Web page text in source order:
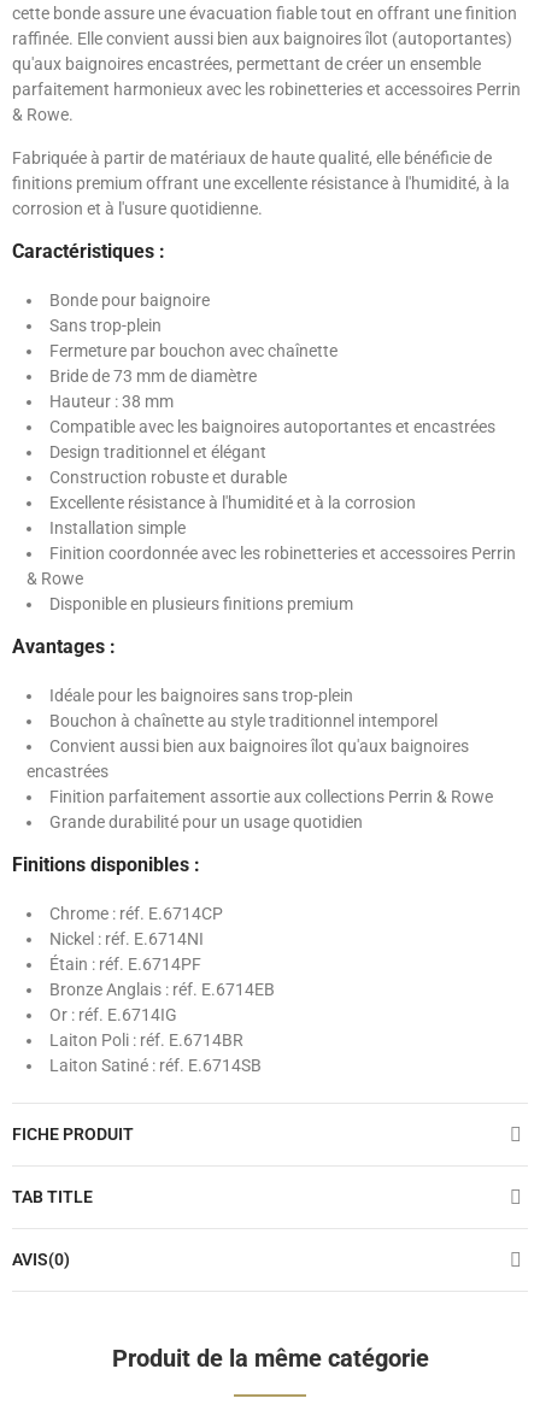
cette bonde assure une évacuation fiable tout en offrant une finition
raffinée. Elle convient aussi bien aux baignoires îlot (autoportantes)
qu'aux baignoires encastrées, permettant de créer un ensemble
parfaitement harmonieux avec les robinetteries et accessoires Perrin
& Rowe.
Fabriquée à partir de matériaux de haute qualité, elle bénéficie de
finitions premium offrant une excellente résistance à l'humidité, à la
corrosion et à l'usure quotidienne.
Caractéristiques :
Bonde pour baignoire
Sans trop-plein
Fermeture par bouchon avec chaînette
Bride de 73 mm de diamètre
Hauteur : 38 mm
Compatible avec les baignoires autoportantes et encastrées
Design traditionnel et élégant
Construction robuste et durable
Excellente résistance à l'humidité et à la corrosion
Installation simple
Finition coordonnée avec les robinetteries et accessoires Perrin
& Rowe
Disponible en plusieurs finitions premium
Avantages :
Idéale pour les baignoires sans trop-plein
Bouchon à chaînette au style traditionnel intemporel
Convient aussi bien aux baignoires îlot qu'aux baignoires
encastrées
Finition parfaitement assortie aux collections Perrin & Rowe
Grande durabilité pour un usage quotidien
Finitions disponibles :
Chrome : réf. E.6714CP
Nickel : réf. E.6714NI
Étain : réf. E.6714PF
Bronze Anglais : réf. E.6714EB
Or : réf. E.6714IG
Laiton Poli : réf. E.6714BR
Laiton Satiné : réf. E.6714SB
FICHE PRODUIT
TAB TITLE
AVIS(0)
Produit de la même catégorie